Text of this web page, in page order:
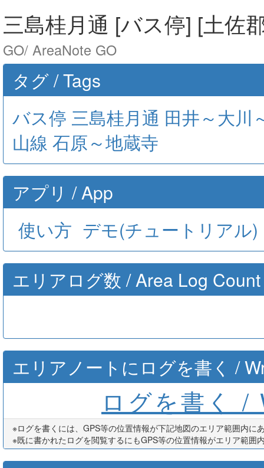
三島桂月通 [バス停] [土佐
GO/ AreaNote GO
タグ / Tags
バス停 三島桂月通 田井～大川
山線 石原～地蔵寺
アプリ / App
使い方 デモ(チュートリアル)
エリアログ数 / Area Log Count
エリアノートにログを書く /
ログを書く
※ログを書くには、GPS等の位置情報が下記地図のエリア範囲内に
※既に書かれたログを閲覧するにもGPS等の位置情報がエリア範囲